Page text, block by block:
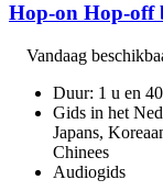
Hop-on Hop-off
Vandaag
Duur: 1 u en
Gids in het
Japans,
Chinees
Audiogids